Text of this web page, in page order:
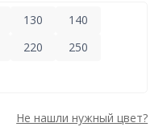
130
140
220
250
Не нашли нужный цвет?